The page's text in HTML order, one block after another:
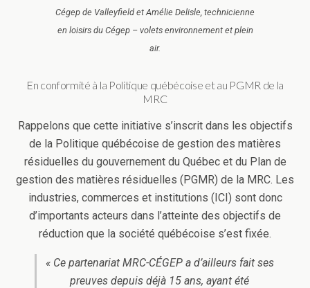
Cégep de Valleyfield et Amélie Delisle, technicienne
en loisirs du Cégep – volets environnement et plein
air.
En conformité à la Politique québécoise et au PGMR de la
MRC
Rappelons que cette initiative s’inscrit dans les objectifs
de la Politique québécoise de gestion des matières
résiduelles du gouvernement du Québec et du Plan de
gestion des matières résiduelles (PGMR) de la MRC. Les
industries, commerces et institutions (ICI) sont donc
d’importants acteurs dans l’atteinte des objectifs de
réduction que la société québécoise s’est fixée.
« Ce partenariat MRC-CÉGEP a d’ailleurs fait ses
preuves depuis déjà 15 ans, ayant été